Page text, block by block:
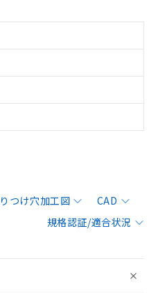
つけ穴加工図
CAD
規格認証/適合状況